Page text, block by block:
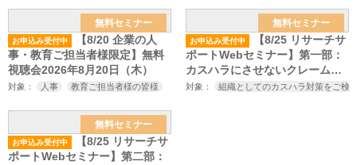
無料セミナー
お申込み受付中
【8/20 企業の人
事・教育ご担当者様限定】無料
視聴会2026年8月20日（木）
対象： 人事 教育ご担当者様の皆様
無料セミナー
お申込み受付中
【8/25 リサーチサ
ポートWebセミナー】第一部：
カスハラにさせないクレーム対
応の心構えとスキル～厚生労働
対象： 組織としてのカスハラ対策をご検
無料セミナー
お申込み受付中
【8/25 リサーチサ
ポートWebセミナー】第二部：